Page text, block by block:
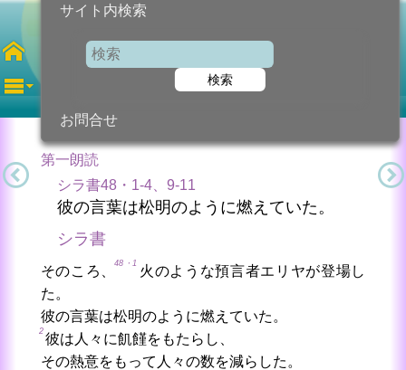
サイト内検索
検索
お問合せ
第2土曜日待降節
第一朗読
シラ書48・1-4、9-11
彼の言葉は松明のように燃えていた。
シラ書
そのころ、
48・1
火のような預言者エリヤが登場し
た。
彼の言葉は松明のように燃えていた。
2
彼は人々に飢饉をもたらし、
その熱意をもって人々の数を減らした。